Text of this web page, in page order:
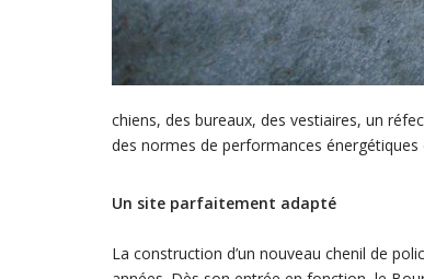
chiens, des bureaux, des vestiaires, un
des normes de performances
Un site parfaitement adapté
La construction d’un nouveau chenil de